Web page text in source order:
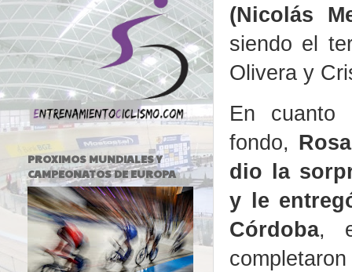
(Nicolás
siendo el
Olivera y
En cuanto
fondo,
dio la
y le
Córdoba,
PROXIMOS MUNDIALES Y
CAMPEONATOS DE EUROPA